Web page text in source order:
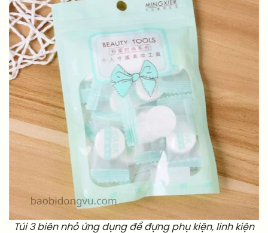
Túi 3 biên nhỏ ứng dụng để đựng phụ kiện, linh kiện